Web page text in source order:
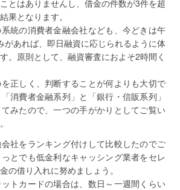
とはありませんし、借金の件数が3件を超
果となります。
統の消費者金融会社なども、今どきは午
があれば、即日融資に応じられるように体
。原則として、融資審査におよそ2時間く
正しく、判断することが何よりも大切で
消費者金融系列」と「銀行・信販系列」
みたので、一つの手がかりとしてご覧い
社をランキング付けして比較したのでご
とでも低金利なキャッシング業者をセレ
の借り入れに努めましょう。
トカードの場合は、数日～一週間くらい